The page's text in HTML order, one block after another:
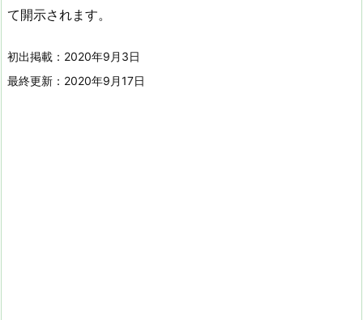
て開示されます。
初出掲載：2020年9月3日
最終更新：2020年9月17日